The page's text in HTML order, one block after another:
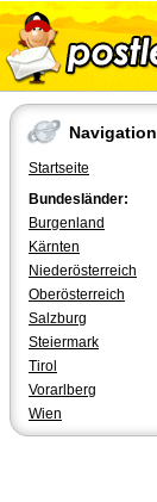
Navigation
Startseite
Bundesländer:
Burgenland
Kärnten
Niederösterreich
Oberösterreich
Salzburg
Steiermark
Tirol
Vorarlberg
Wien